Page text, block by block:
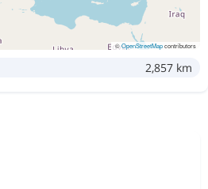
©OpenStreetMapcontributors
2,857 km